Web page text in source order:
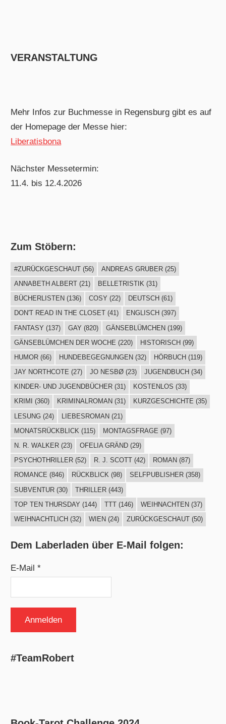
VERANSTALTUNG
Mehr Infos zur Buchmesse in Regensburg gibt es auf
der Homepage der Messe hier:
Liberatisbona
Nächster Messetermin:
11.4. bis 12.4.2026
Zum Stöbern:
#ZURÜCKGESCHAUT(56) ANDREAS GRUBER(25)
ANNABETH ALBERT(21) BELLETRISTIK (31)
BÜCHERLISTEN (136) COSY (22) DEUTSCH (61)
DON'T READ IN THE CLOSET(41) ENGLISCH (397)
FANTASY (137) GAY (820) GÄNSEBLÜMCHEN(199)
GÄNSEBLÜMCHEN DER WOCHE (220) HISTORISCH(99)
HUMOR(66) HUNDEBEGEGNUNGEN (32) HÖRBUCH (119)
JAY NORTHCOTE (27) JO NESBØ(23) JUGENDBUCH (34)
KINDER- UND JUGENDBÜCHER(31) KOSTENLOS (33)
KRIMI
(360) KRIMINALROMAN (31) KURZGESCHICHTE (35)
LESUNG(24) LIEBESROMAN(21)
MONATSRÜCKBLICK (115) MONTAGSFRAGE (97)
N. R. WALKER(23) OFELIA GRÄND(29)
PSYCHOTHRILLER(52) R. J. SCOTT(42) ROMAN (87)
ROMANCE (846) RÜCKBLICK(98) SELFPUBLISHER(358)
SUBVENTUR(30) THRILLER(443)
TOP TEN THURSDAY (144) TTT(146) WEIHNACHTEN (37)
WEIHNACHTLICH (32) WIEN (24) ZURÜCKGESCHAUT(50)
Dem Laberladen über E-Mail folgen:
E-Mail *
#TeamRobert